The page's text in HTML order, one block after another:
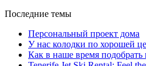
Последние темы
Персональный проект дома
У нас колодки по хорошей
Как в наше время подобрать